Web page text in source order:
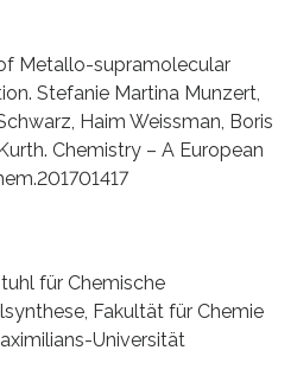
Metallo-supramolecular
Stefanie Martina Munzert,
Haim Weissman, Boris
Chemistry – A European
für Chemische
Fakultät für Chemie
Universität